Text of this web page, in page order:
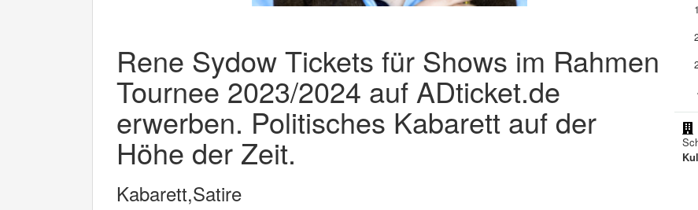
Rene Sydow Tickets für Shows im Rahmen
Tournee 2023/2024 auf ADticket.de
erwerben. Politisches Kabarett auf der
Höhe der Zeit.
Kabarett,Satire